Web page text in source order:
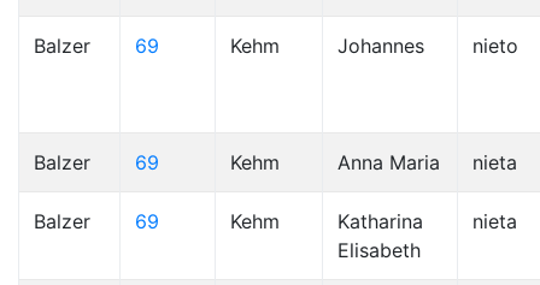
Balzer 69 Kehm Johannes nieto
Balzer 69 Kehm Anna Maria nieta
Balzer 69 Kehm
Katharina
Elisabeth
nieta